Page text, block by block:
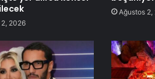
2026
Ağustos 2,